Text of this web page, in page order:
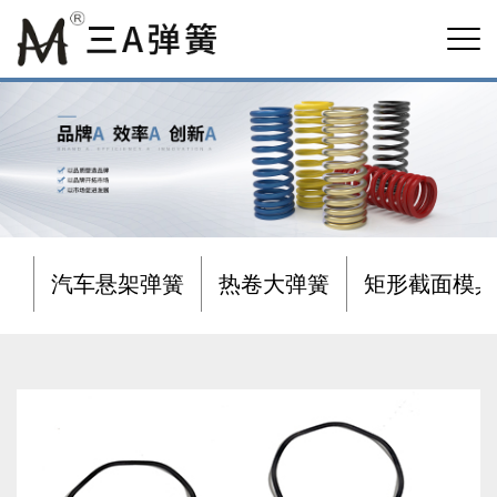
汽车悬架弹簧 热卷大弹簧 矩形截面模